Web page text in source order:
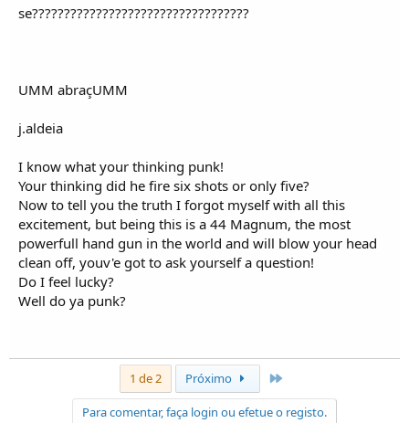
se??????????????????????????????????
UMM abraçUMM
j.aldeia
I know what your thinking punk!
Your thinking did he fire six shots or only five?
Now to tell you the truth I forgot myself with all this
excitement, but being this is a 44 Magnum, the most
powerfull hand gun in the world and will blow your head
clean off, youv'e got to ask yourself a question!
Do I feel lucky?
Well do ya punk?
1 de 2 Próximo
Para comentar, faça login ou efetue o registo.